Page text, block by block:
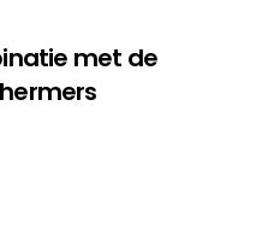
met de